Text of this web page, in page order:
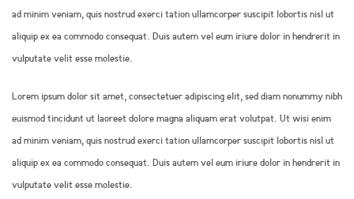
ad minim veniam, quis nostrud exerci tation ullamcorper suscipit lobortis nisl ut
aliquip ex ea commodo consequat. Duis autem vel eum iriure dolor in hendrerit in
vulputate velit esse molestie.
Lorem ipsum dolor sit amet, consectetuer adipiscing elit, sed diam nonummy nibh
euismod tincidunt ut laoreet dolore magna aliquam erat volutpat. Ut wisi enim
ad minim veniam, quis nostrud exerci tation ullamcorper suscipit lobortis nisl ut
aliquip ex ea commodo consequat. Duis autem vel eum iriure dolor in hendrerit in
vulputate velit esse molestie.